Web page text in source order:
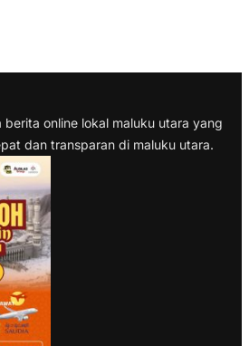
online lokal maluku utara yang
dan transparan di maluku utara.